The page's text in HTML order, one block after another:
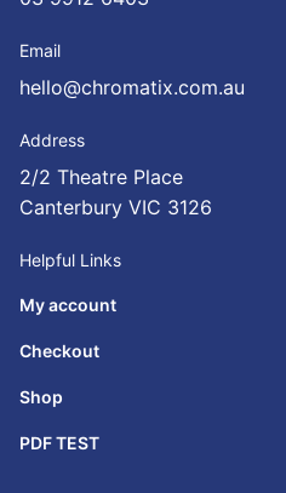
Email
hello@chromatix.com.au
Address
2/2 Theatre Place
Canterbury VIC 3126
Helpful Links
My account
Checkout
Shop
PDF TEST